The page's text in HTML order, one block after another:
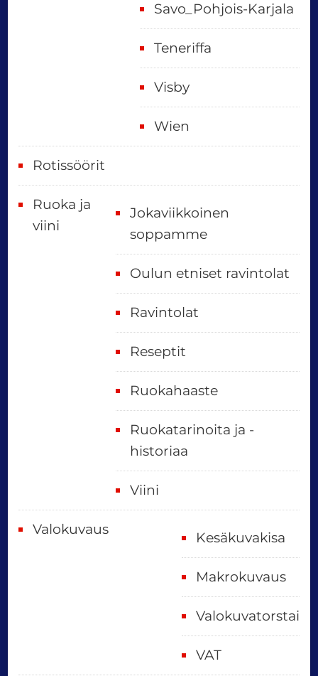
Savo_Pohjois-Karjala
Teneriffa
Visby
Wien
Rotissöörit
Ruoka ja
viini
Jokaviikkoinen
soppamme
Oulun etniset ravintolat
Ravintolat
Reseptit
Ruokahaaste
Ruokatarinoita ja -
historiaa
Viini
Valokuvaus
Kesäkuvakisa
Makrokuvaus
Valokuvatorstai
VAT